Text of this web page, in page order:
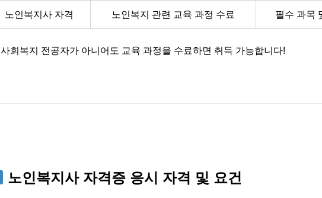
노인복지사 자격 노인복지 관련 교육 과정 수료 필수 과목
사회복지 전공자가 아니어도 교육 과정을 수료하면 취득 가능합니다!
노인복지사 자격증 응시 자격 및 요건